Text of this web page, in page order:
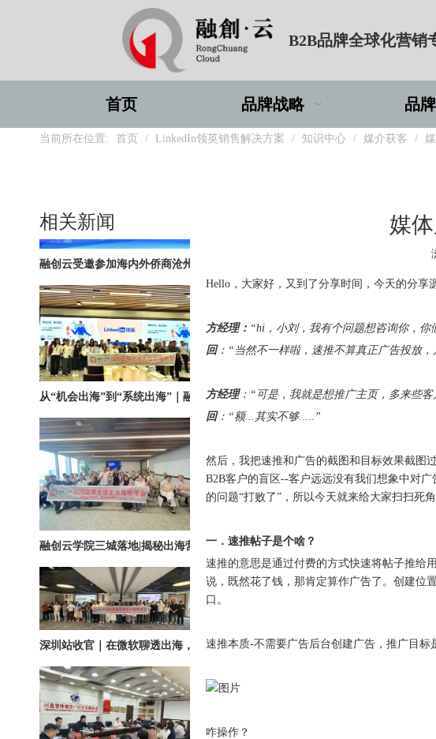
B2B品牌全球化营销
首页 品牌战略 品
当前所在位置: 首页 / LinkedIn领英销售解决方案 / 知识中心 / 媒介获客 /
相关新闻
深圳站圆满收官｜AI赋能出海获客，打开B2B企业海外增长新路径
购物季出海增长正当时｜最高 2000 美金微软广告优惠券限时申领
媒
["wechat"]
Hello，大家好，又到了分享时间，今天的分享
方经理： “hi，小刘，我有个问题想咨询你，
回：“当然不一样啦，速推不算真正广告投放
方经理：“可是，我就是想推广主页，多来些
回：“额...其实不够.....”
然后，我把速推和广告的截图和目标效果截图
B2B客户的盲区--客户远远没有我们想象中对
的问题“打败了”，所以今天就来给大家扫扫死
一．速推帖子是个啥？
速推的意思是通过付费的方式快速将帖子推给
说，既然花了钱，那肯定算作广告了。创建位
口。
速推本质-不需要广告后台创建广告，推广目标
咋操作？